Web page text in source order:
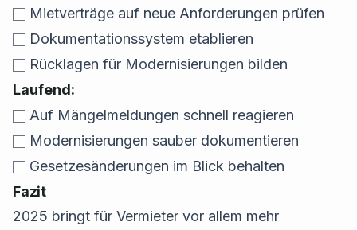
Mietverträge auf neue Anforderungen prüfen
Dokumentationssystem etablieren
Rücklagen für Modernisierungen bilden
Laufend:
Auf Mängelmeldungen schnell reagieren
Modernisierungen sauber dokumentieren
Gesetzesänderungen im Blick behalten
Fazit
2025 bringt für Vermieter vor allem mehr